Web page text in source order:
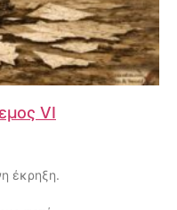
VI
έκρηξη.